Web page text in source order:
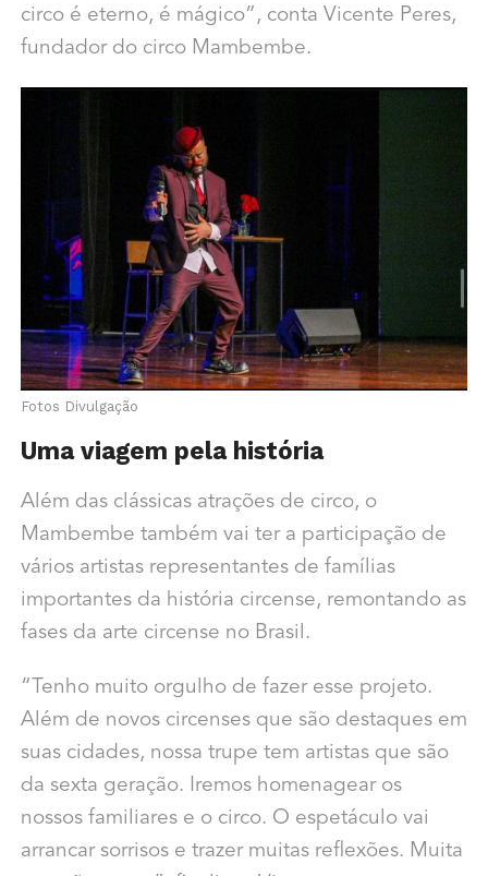
circo é eterno, é mágico”, conta Vicente Peres,
fundador do circo Mambembe.
Fotos Divulgação
Uma viagem pela história
Além das clássicas atrações de circo, o
Mambembe também vai ter a participação de
vários artistas representantes de famílias
importantes da história circense, remontando as
fases da arte circense no Brasil.
“Tenho muito orgulho de fazer esse projeto.
Além de novos circenses que são destaques em
suas cidades, nossa trupe tem artistas que são
da sexta geração. Iremos homenagear os
nossos familiares e o circo. O espetáculo vai
arrancar sorrisos e trazer muitas reflexões. Muita